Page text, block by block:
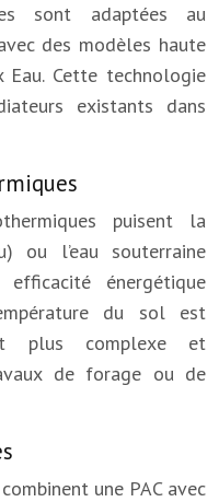
sont adaptées au
des modèles haute
Eau. Cette technologie
existants dans
puisent la
ou l’eau souterraine
énergétique
du sol est
plus complexe et
de forage ou de
une PAC avec